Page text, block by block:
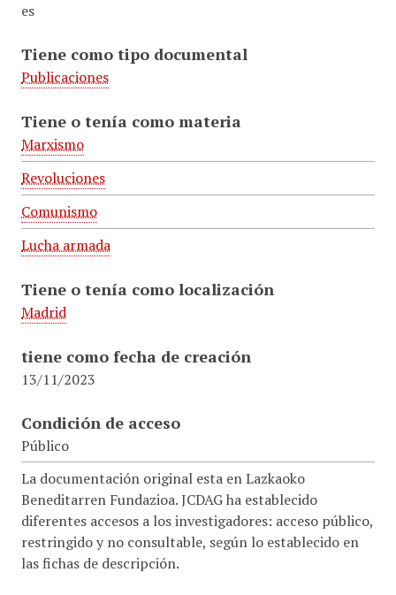
es
Tiene como tipo documental
Publicaciones
Tiene o tenía como materia
Marxismo
Revoluciones
Comunismo
Lucha armada
Tiene o tenía como localización
Madrid
tiene como fecha de creación
13/11/2023
Condición de acceso
Público
La documentación original esta en Lazkaoko
Beneditarren Fundazioa. JCDAG ha establecido
diferentes accesos a los investigadores: acceso público,
restringido y no consultable, según lo establecido en
las fichas de descripción.